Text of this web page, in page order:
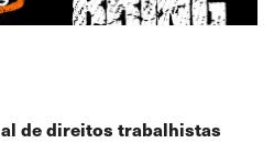
de direitos trabalhistas